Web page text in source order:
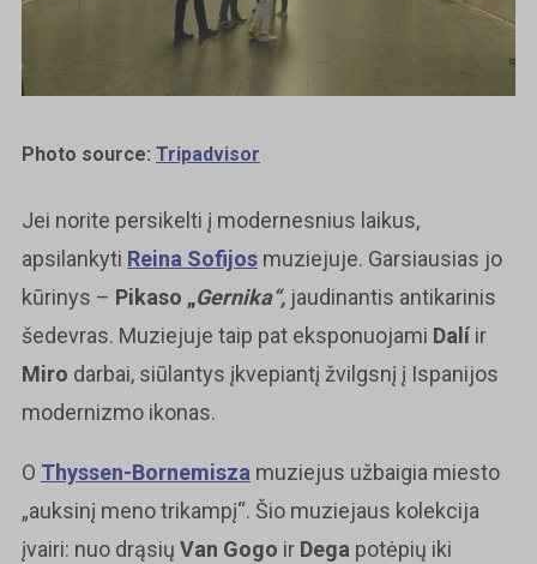
Photo source: Tripadvisor
Jei norite persikelti į modernesnius laikus,
apsilankyti Reina Sofijos muziejuje. Garsiausias jo
kūrinys – Pikaso „Gernika“, jaudinantis antikarinis
šedevras. Muziejuje taip pat eksponuojami Dalí ir
Miro darbai, siūlantys įkvepiantį žvilgsnį į Ispanijos
modernizmo ikonas.
O Thyssen-Bornemisza muziejus užbaigia miesto
„auksinį meno trikampį“. Šio muziejaus kolekcija
įvairi: nuo drąsių Van Gogo ir Dega potėpių iki